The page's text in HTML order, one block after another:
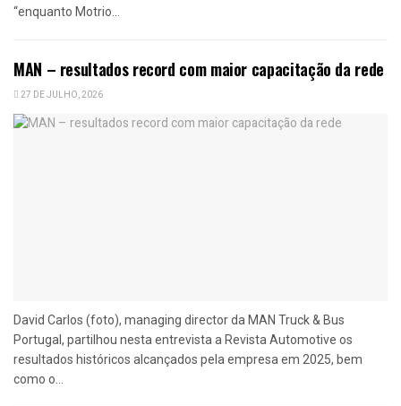
“enquanto Motrio...
MAN – resultados record com maior capacitação da rede
27 DE JULHO, 2026
David Carlos (foto), managing director da MAN Truck & Bus
Portugal, partilhou nesta entrevista a Revista Automotive os
resultados históricos alcançados pela empresa em 2025, bem
como o...